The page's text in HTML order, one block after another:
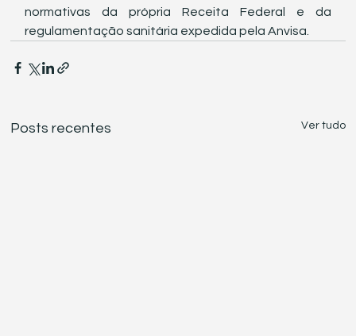
normativas da própria Receita Federal e da
regulamentação sanitária expedida pela Anvisa.
Posts recentes Ver tudo